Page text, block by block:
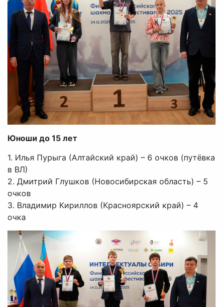
Юноши до 15 лет
1. Илья Пурыга (Алтайский край) – 6 очков (путёвка
в ВЛ)
2. Дмитрий Глушков (Новосибирская область) – 5
очков
3. Владимир Кириллов (Красноярский край) – 4
очка